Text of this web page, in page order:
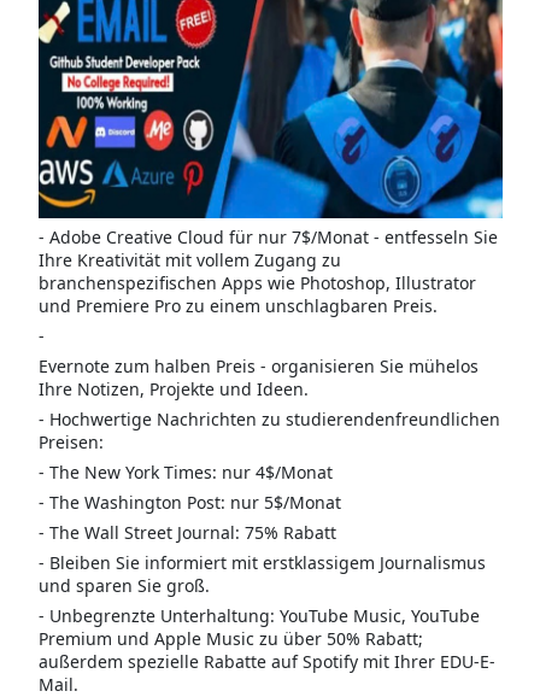
- Adobe Creative Cloud für nur 7$/Monat - entfesseln Sie
Ihre Kreativität mit vollem Zugang zu
branchenspezifischen Apps wie Photoshop, Illustrator
und Premiere Pro zu einem unschlagbaren Preis.
-
Evernote zum halben Preis - organisieren Sie mühelos
Ihre Notizen, Projekte und Ideen.
- Hochwertige Nachrichten zu studierendenfreundlichen
Preisen:
- The New York Times: nur 4$/Monat
- The Washington Post: nur 5$/Monat
- The Wall Street Journal: 75% Rabatt
- Bleiben Sie informiert mit erstklassigem Journalismus
und sparen Sie groß.
- Unbegrenzte Unterhaltung: YouTube Music, YouTube
Premium und Apple Music zu über 50% Rabatt;
außerdem spezielle Rabatte auf Spotify mit Ihrer EDU-E-
Mail.